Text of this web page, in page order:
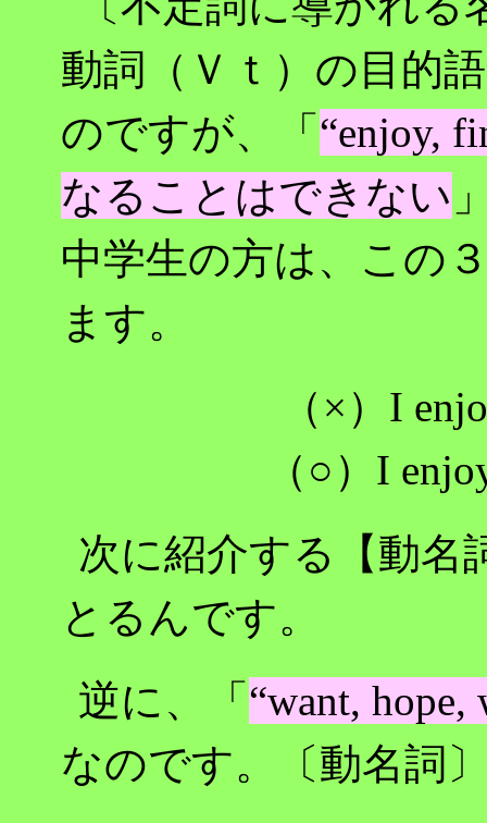
動詞（Ｖｔ）の目的
のですが、「 “enjoy,
なることはできない
中学生の方は、この
ます。
（×）I
（○）I
次に紹介する【動名
とるんです。
逆に、「 “want,
なのです。〔動名詞